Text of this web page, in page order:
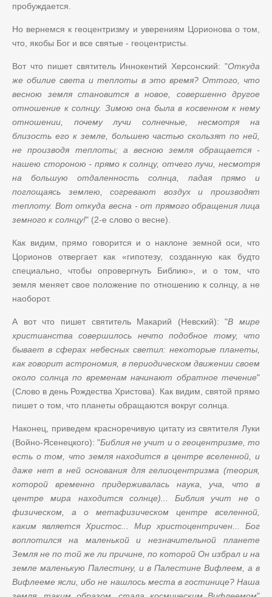
пробуждается.
Но вернемся к геоцентризму и уверениям Цорионова о том,
что, якобы Бог и все святые - геоцентристы.
Вот что пишет святитель Иннокентий Херсонский: "Откуда
же обилие света и теплоты в это время? Оттого, что
весною земля становится в новое, совершенно другое
отношение к солнцу. Зимою она была в косвенном к нему
отношении, почему лучи солнечные, несмотря на
близость его к земле, большею частью скользят по ней,
не производя теплоты; а весною земля обращается -
нашею стороною - прямо к солнцу, отчего лучи, несмотря
на большую отдаленность солнца, падая прямо и
поглощаясь землею, согревают воздух и производят
теплоту. Вот откуда весна - от прямого обращения лица
земного к солнцу!" (2-е слово о весне).
Как видим, прямо говорится и о наклоне земной оси, что
Цорионов отвергает как «гипотезу, созданную как будто
специально, чтобы опровергнуть Библию», и о том, что
земля меняет свое положение по отношению к солнцу, а не
наоборот.
А вот что пишет святитель Макарий (Невский): "В мире
христианства совершилось нечто подобное тому, что
бывает в сферах небесных светил: некоторые планеты,
как говорит астрономия, в периодическом движении своем
около солнца по временам начинают обратное течение"
(Слово в день Рождества Христова). Как видим, святой прямо
пишет о том, что планеты обращаются вокруг солнца.
Наконец, приведем красноречивую цитату из святителя Луки
(Войно-Ясенецкого): "Библия не учит и о геоцентризме, то
есть о том, что земля находится в центре вселенной, и
даже нет в ней основания для гелиоцентризма (теория,
которой временно придерживалась наука, уча, что в
центре мира находится солнце)... Библия учит не о
физическом, а о метафизическом центре вселенной,
каким является Христос... Мир христоцентричен... Бог
воплотился на маленькой и незначительной планете
Земля не по той же ли причине, по которой Он избрал и на
земле маленькую Палестину, и в Палестине Вифлеем, а в
Вифлееме ясли, ибо не нашлось места в гостинице? Наша